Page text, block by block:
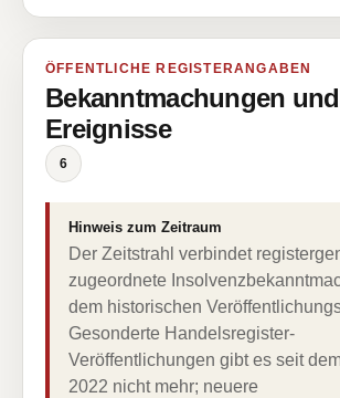
ÖFFENTLICHE REGISTERANGABEN
Bekanntmachungen und
Ereignisse
6
Hinweis zum Zeitraum
Der Zeitstrahl verbindet
zugeordnete
dem historischen
Gesonderte Handelsregister-
Veröffentlichungen gibt es seit
2022 nicht mehr; neuere